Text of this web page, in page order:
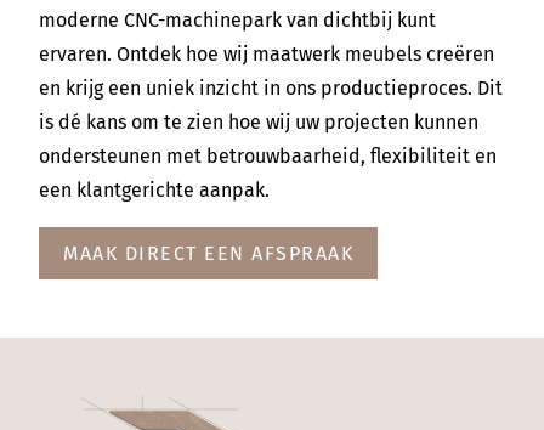
moderne CNC-machinepark van dichtbij kunt
ervaren. Ontdek hoe wij maatwerk meubels creëren
en krijg een uniek inzicht in ons productieproces. Dit
is dé kans om te zien hoe wij uw projecten kunnen
ondersteunen met betrouwbaarheid, flexibiliteit en
een klantgerichte aanpak.
MAAK DIRECT EEN AFSPRAAK